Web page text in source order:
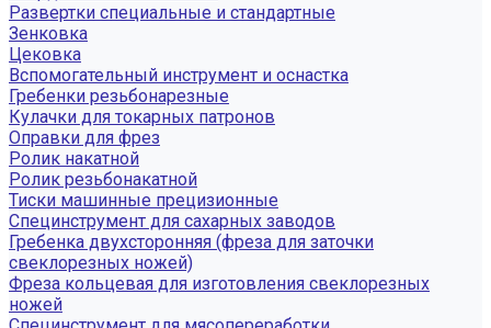
Развертки специальные и стандартные
Зенковка
Цековка
Вспомогательный инструмент и оснастка
Гребенки резьбонарезные
Кулачки для токарных патронов
Оправки для фрез
Ролик накатной
Ролик резьбонакатной
Тиски машинные прецизионные
Специнструмент для сахарных заводов
Гребенка двухсторонняя (фреза для заточки
свеклорезных ножей)
Фреза кольцевая для изготовления свеклорезных
ножей